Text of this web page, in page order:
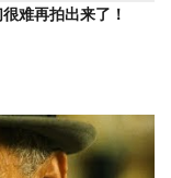
难再拍出来了！